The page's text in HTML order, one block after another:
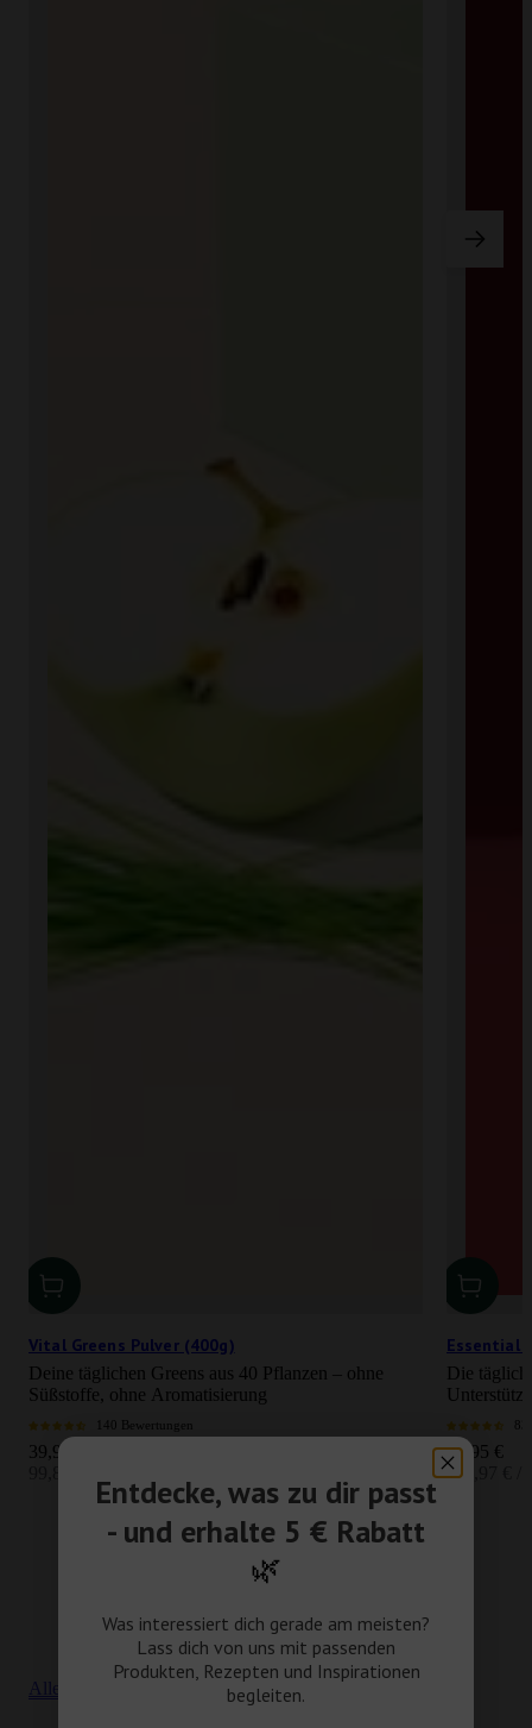
Vital Greens Pulver (400g)
Deine täglichen Greens aus 40 Pflanzen – ohne
Süßstoffe, ohne Aromatisierung
140 Bewertungen
Angebot
39,95 €
Essential
Die
Angebot
39,95 €
110,97 € /
Alle Tropfenprodukte anzeigen
Entdecke, was zu dir passt
- und erhalte 5 € Rabatt
🌿
Was interessiert dich gerade am meisten?
Lass dich von uns mit passenden
Produkten, Rezepten und Inspirationen
begleiten.